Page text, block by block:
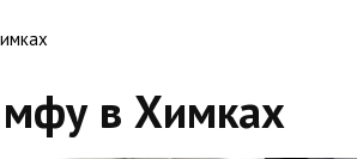
в Химках